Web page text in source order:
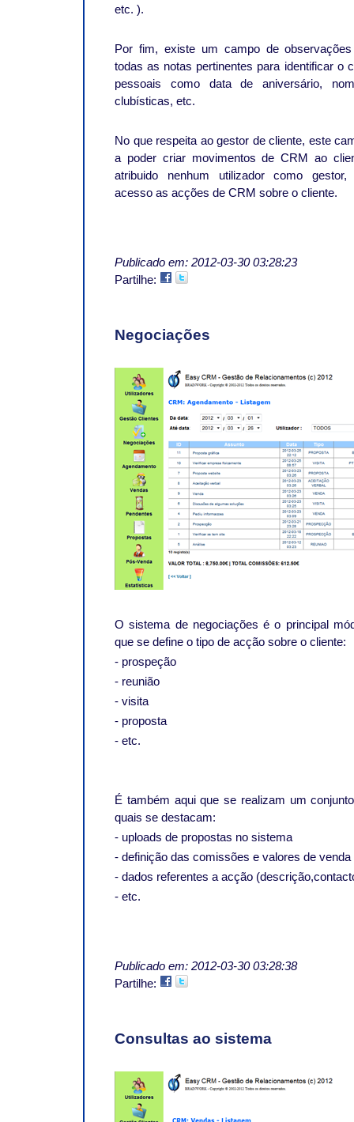
etc. ).
Por fim, existe um campo de
todas as notas pertinentes para identificar o
pessoais como data de aniversário,
clubísticas, etc.
No que respeita ao gestor de cliente, este
a poder criar movimentos de CRM ao
atribuido nenhum utilizador como
acesso as acções de CRM sobre o cliente.
Publicado em: 2012-03-30 03:28:23
Partilhe:
Negociações
O sistema de negociações é o principal
que se define o tipo de acção sobre o cliente:
- prospeção
- reunião
- visita
- proposta
- etc.
É também aqui que se realizam um
quais se destacam:
- uploads de propostas no sistema
- definição das comissões e valores de venda
- dados referentes a acção
- etc.
Publicado em: 2012-03-30 03:28:38
Partilhe:
Consultas ao sistema